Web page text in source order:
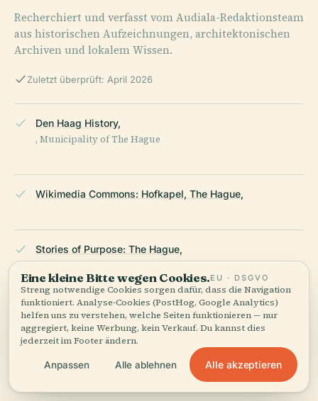
Recherchiert und verfasst vom Audiala-Redaktionsteam
aus historischen Aufzeichnungen, architektonischen
Archiven und lokalem Wissen.
Zuletzt überprüft: April 2026
Den Haag History,
, Municipality of The Hague
Wikimedia Commons: Hofkapel, The Hague,
Stories of Purpose: The Hague,
historyofroyalwomen.com,
Court Chapel Binnenhof
Eine kleine Bitte wegen Cookies.EU · DSGVO
Streng notwendige Cookies sorgen dafür, dass die Navigation
funktioniert. Analyse-Cookies (PostHog, Google Analytics)
helfen uns zu verstehen, welche Seiten funktionieren — nur
aggregiert, keine Werbung, kein Verkauf. Du kannst dies
jederzeit im Footer ändern.
Anpassen Alle ablehnen Alle akzeptieren